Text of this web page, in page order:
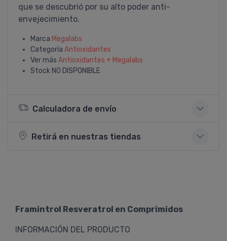
que se descubrió por su alto poder anti-
envejecimiento.
Marca Megalabs
Categoría Antioxidantes
Ver más Antioxidantes + Megalabs
Stock NO DISPONIBLE
Calculadora de envío
Retirá en nuestras tiendas
Framintrol Resveratrol en Comprimidos
INFORMACIÓN DEL PRODUCTO